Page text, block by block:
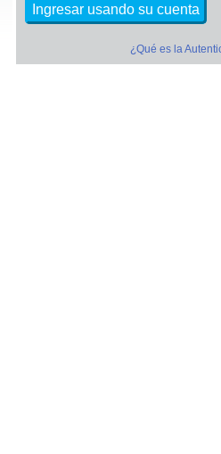
Ingresar usando su cuenta
¿Qué es la